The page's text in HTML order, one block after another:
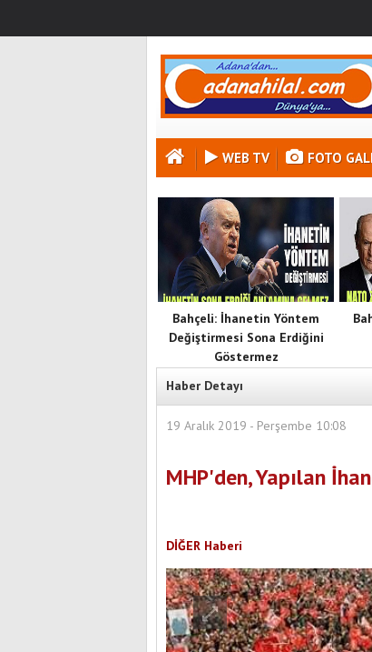
WEB TV FOTO
Bahçeli: İhanetin Yöntem
Değiştirmesi Sona Erdiğini
Göstermez
Haber Detayı
19 Aralık 2019 - Perşembe 10:08
MHP'den, Yapılan
DİĞER Haberi